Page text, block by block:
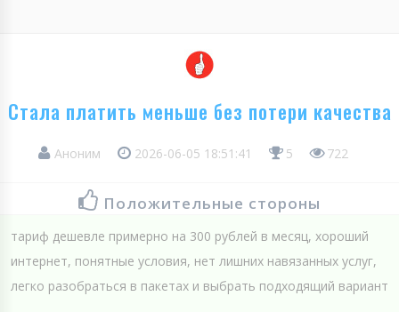
Стала платить меньше без потери качества
Аноним 2026-06-05 18:51:41 5 722
Положительные стороны
тариф дешевле примерно на 300 рублей в месяц, хороший
интернет, понятные условия, нет лишних навязанных услуг,
легко разобраться в пакетах и выбрать подходящий вариант